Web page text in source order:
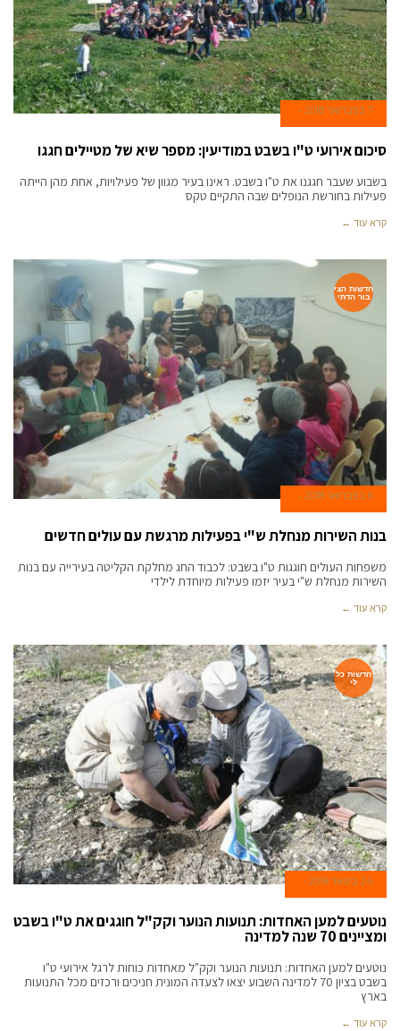
7 בפברואר 2018
סיכום אירועי ט"ו בשבט במודיעין: מספר שיא של מטיילים חגגו
בשבוע שעבר חגגנו את ט"ו בשבט. ראינו בעיר מגוון של פעילויות, אחת מהן הייתה
פעילות בחורשת הנופלים שבה התקיים טקס
קרא עוד ←
חדשות הצי
בור הדתי
6 בפברואר 2018
בנות השירות מנחלת ש"י בפעילות מרגשת עם עולים חדשים
משפחות העולים חוגגות ט"ו בשבט: לכבוד החג מחלקת הקליטה בעירייה עם בנות
השירות מנחלת ש"י בעיר יזמו פעילות מיוחדת לילדי
קרא עוד ←
חדשות כל
לי
24 בינואר 2018
נוטעים למען האחדות: תנועות הנוער וקק"ל חוגגים את ט"ו בשבט
ומציינים 70 שנה למדינה
נוטעים למען האחדות: תנועות הנוער וקק"ל מאחדות כוחות לרגל אירועי ט"ו
בשבט בציון 70 למדינה השבוע יצאו לצעדה המונית חניכים ורכזים מכל התנועות
בארץ
קרא עוד ←